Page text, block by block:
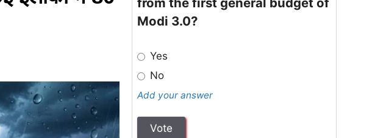
Modi 3.0?
Yes
No
Add your answer